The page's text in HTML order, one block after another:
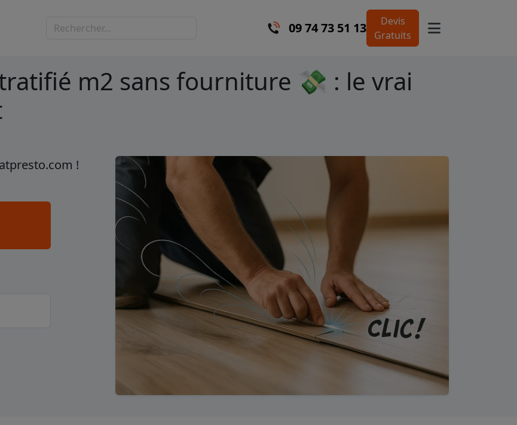
09 74 73 51 13
Devis
Gratuits
m2 sans fourniture 💸 : le vrai
!